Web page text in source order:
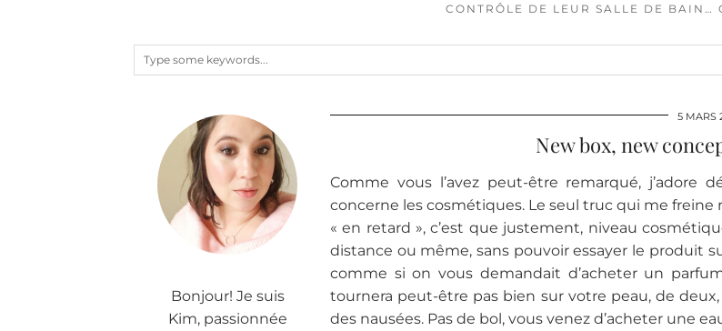
CONTRÔLE DE LEUR SALLE DE BAIN…
5 MARS
New box, new
Comme vous l’avez peut-être remarqué, j’adore
concerne les cosmétiques. Le seul truc qui me
« en retard », c’est que justement, niveau
distance ou même, sans pouvoir essayer le produit
comme si on vous demandait d’acheter un
tournera peut-être pas bien sur votre peau, de
des nausées. Pas de bol, vous venez d’acheter une
Bonjour! Je suis
Kim, passionnée